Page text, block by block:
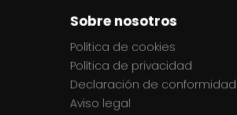
Sobre nosotros
Política de cookies
Política de privacidad
Declaración de conformidad
Aviso legal